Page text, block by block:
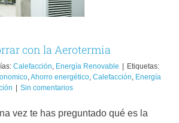
con la Aerotermia
Calefacción, Energía Renovable
Etiquetas:
,Ahorro energético, Calefacción, Energía
Sin comentarios
vez te has preguntado qué es la